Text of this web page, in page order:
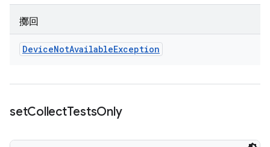
擲回
DeviceNotAvailableException
setCollectTestsOnly